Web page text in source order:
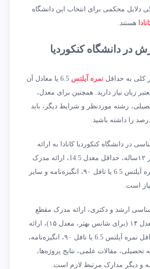
دلایل محکمی برای انتخاب این دانشگاه
هستند.
در دانشگاه کنکوردیا
کلی به حداقل نمره آیلتس
6.5 یا معادل آن
زبان نیاز دارید. همچنین برای معدل،
رشته موردنظر و شرایط دیگر، باید
در دانشگاه کنکوردیا کانادا به ارائه
مدرک دیپلم معتبر ۱۲ساله، حداقل معدل 14.5، ارائه مدرک
زبان با حداقل نمره آیلتس 6.5 یا تافل ۹۰، انگیزه‌نامه و سایر
است.
ارشد و دکتری، ارائه مدرک مقطع
قبلی با حداقل معدل ۱۴ (برای شانس بهتر، معدل ۱۵)، ارائه
مدرک زبان با حداقل نمره آیلتس 6.5 یا تافل ۹۰، انگیزه‌نامه،
تحصیلی، مقالات علمی، نتایج پروژه‌ها،
و دیگر مدارک مرتبط لازم است.